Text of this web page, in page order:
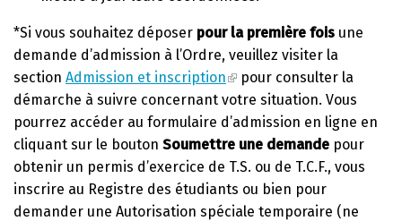
*Si vous souhaitez déposer pour la première fois une
demande d’admission à l’Ordre, veuillez visiter la
section Admission et inscription
pour consulter la
démarche à suivre concernant votre situation. Vous
pourrez accéder au formulaire d’admission en ligne en
cliquant sur le bouton Soumettre une demande pour
obtenir un permis d’exercice de T.S. ou de T.C.F., vous
inscrire au Registre des étudiants ou bien pour
demander une Autorisation spéciale temporaire (ne